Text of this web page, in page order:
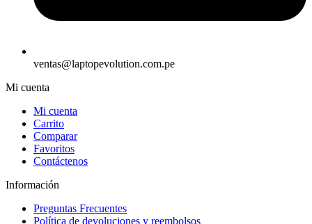
ventas@laptopevolution.com.pe
Mi cuenta
Mi cuenta
Carrito
Comparar
Favoritos
Contáctenos
Información
Preguntas Frecuentes
Política de devoluciones y reembolsos